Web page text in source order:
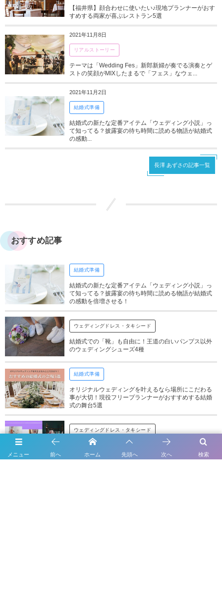
【福井県】顔合わせに使いたい♪現地プランナーがおす
すめする両家が喜ぶレストラン5選
2021年11月8日
リアルストーリー
テーマは「Wedding Fes」新郎新婦が奏でる演奏とゲ
ストの笑顔がMIXしたまるで「フェス」なウェ...
2021年11月2日
結婚式準備
結婚式の新たな定番アイテム「ウェディング小説」っ
て知ってる？披露宴の待ち時間に読める物語が結婚式
の感動...
長澤 あずさの記事一覧
おすすめ記事
結婚式準備
結婚式の新たな定番アイテム「ウェディング小説」っ
て知ってる？披露宴の待ち時間に読める物語が結婚式
の感動を倍増させる！
ウェディングドレス・タキシード
結婚式での「靴」も自由に！王道の白いパンプス以外
のウェディングシューズ4種
結婚式準備
オリジナルウェディングを叶えるなら場所にこだわる
事が大切！現役フリープランナーがおすすめする結婚
式の舞台5選
ウェディングドレス・タキシード
Z世代に刺さるウェディングドレスとは？現役大学生が
選ぶ「着てみたい」ウェディングドレス10選
メニュー 検索
前へ ホーム 先頭へ 次へ